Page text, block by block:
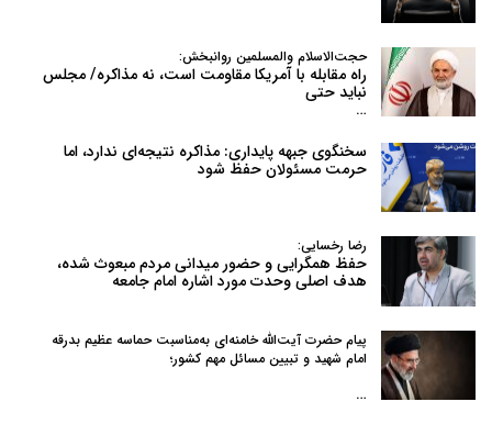
حجت‌الاسلام والمسلمین روانبخش:
راه مقابله با آمریکا مقاومت است، نه مذاکره/ مجلس
نباید حتی
…
سخنگوی جبهه پایداری: مذاکره نتیجه‌ای ندارد، اما
حرمت مسئولان حفظ شود
رضا رخسایی:
حفظ همگرایی و حضور میدانی مردم مبعوث شده،
هدف اصلی وحدت مورد اشاره امام جامعه
پیام حضرت آیت‌الله خامنه‌ای به‌مناسبت حماسه عظیم بدرقه
امام شهید و تبیین مسائل مهم کشور؛
…